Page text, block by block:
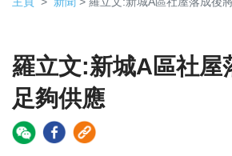
羅立文:新城A區社屋
足夠供應